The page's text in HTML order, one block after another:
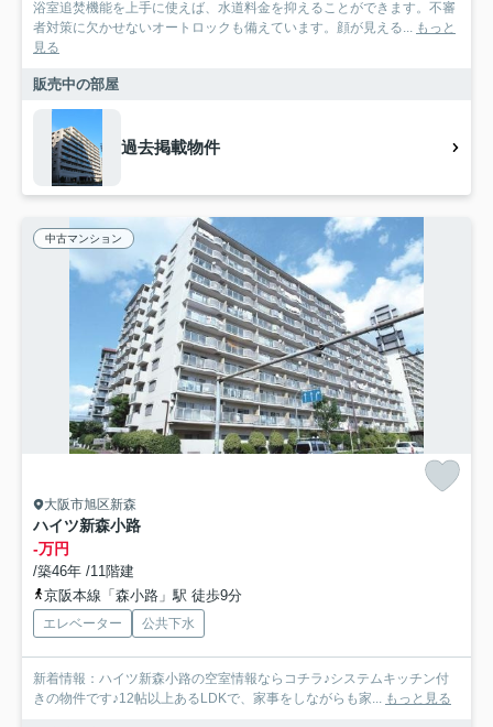
浴室追焚機能を上手に使えば、水道料金を抑えることができます。不審
者対策に欠かせないオートロックも備えています。顔が見える... もっと
見る
販売中の部屋
過去掲載物件
中古マンション
大阪市旭区新森
ハイツ新森小路
-万円
/築46年 /11階建
京阪本線「森小路」駅 徒歩9分
エレベーター 公共下水
新着情報：ハイツ新森小路の空室情報ならコチラ♪システムキッチン付
きの物件です♪12帖以上あるLDKで、家事をしながらも家... もっと見る